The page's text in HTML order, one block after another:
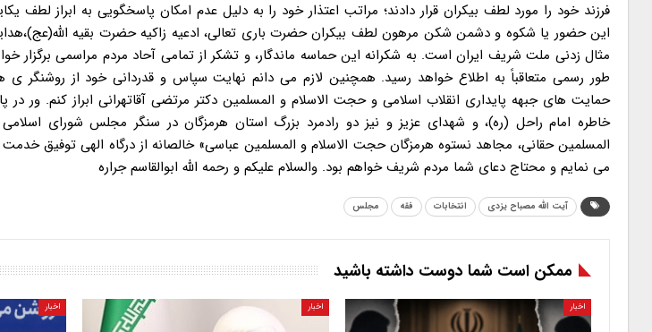
این حضور یا شکوه و دشمن شکن مرهون لطف بیکران حضرت باری تعالی، ادعیه زاکیه حضرت بقیه
مثال زدنی ملت شریف ایران است. به شکرانه این حماسه ماندگار، و تشکر از تمامی آحاد مردم مراسمی برگزار
طور رسمی متعاقباً به اطلاع خواهد رسید. همچنین لازم می دانم نهایت سپاس و قدردانی خود از روشنگر
حمایت های جبهه پایداری انقلاب اسلامی و حجت الاسلام و المسلمین دکتر مرتضی آقاتهرانی ابراز کنم. ور در
خاطره امام راحل (ره)، و شهدای عزیز و نیز دو رادمرد بزرگ استان هرمزگان در سنگر مجلس شورای
المسلمین حقانی، مجاهد نستوه هرمزگان حجت الاسلام و المسلمین عباسی» خالصانه از درگاه الهی توفیق
می نمایم و محتاج دعای شما مردم شریف خواهم بود. والسلام علیکم و رحمه الله ابوالقاسم جراره
آیت الله مصباح یزدی انتخابات فقه مجلس
ممکن است شما دوست داشته باشید
اخبار اخبار اخبار